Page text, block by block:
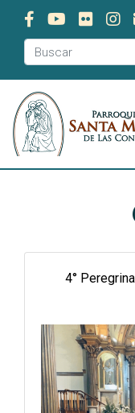
4°